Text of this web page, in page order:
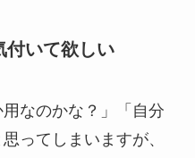
いて欲しい
なのかな？」「自分
ってしまいますが、